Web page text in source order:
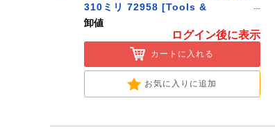
310ミリ 72958 [Tools &
Hardware]
卸値
ログイン後に表示
カートに入れる
お気に入りに追加